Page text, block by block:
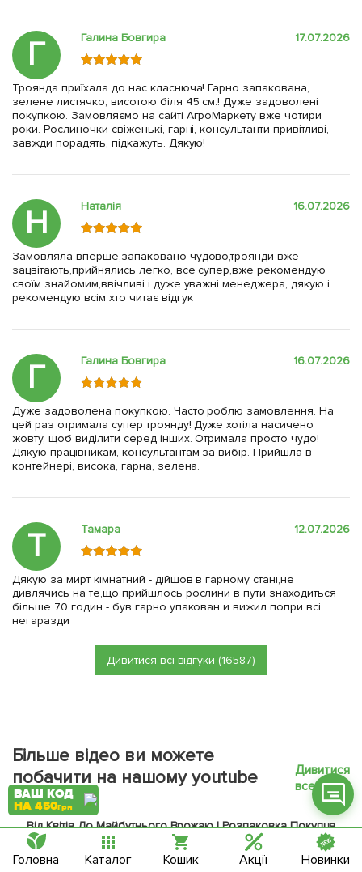
Г Галина Бовгира 17.07.2026
Троянда приїхала до нас класнюча! Гарно запакована,
зелене листячко, висотою біля 45 см.! Дуже задоволені
покупкою. Замовляємо на сайті АгроМаркету вже чотири
роки. Рослиночки свіженькі, гарні, консультанти привітливі,
завжди порадять, підкажуть. Дякую!
Н Наталія 16.07.2026
Замовляла вперше,запаковано чудово,троянди вже
зацвітають,прийнялись легко, все супер,вже рекомендую
своїм знайомим,ввічливі і дуже уважні менеджера, дякую і
рекомендую всім хто читає відгук
Г Галина Бовгира 16.07.2026
Дуже задоволена покупкою. Часто роблю замовлення. На
цей раз отримала супер троянду! Дуже хотіла насичено
жовту, щоб виділити серед інших. Отримала просто чудо!
Дякую працівникам, консультантам за вибір. Прийшла в
контейнері, висока, гарна, зелена.
Т Тамара 12.07.2026
Дякую за мирт кімнатний - дійшов в гарному стані,не
дивлячись на те,що прийшлось рослини в пути знаходиться
більше 70 годин - був гарно упакован и вижил попри всі
негаразди
Дивитися всі відгуки (16587)
Більше відео ви можете
побачити на нашому youtube
каналі
Дивитися
все
Від Квітів До Майбутнього Врожаю | Розпаковка Покупця
Фейсбук
Вайбер
ВАШ КОД
НА 450грн
Головна Каталог Кошик Акції Новинки